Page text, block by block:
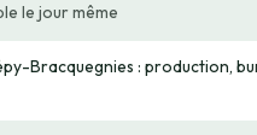
le jour même
Bracquegnies : production,